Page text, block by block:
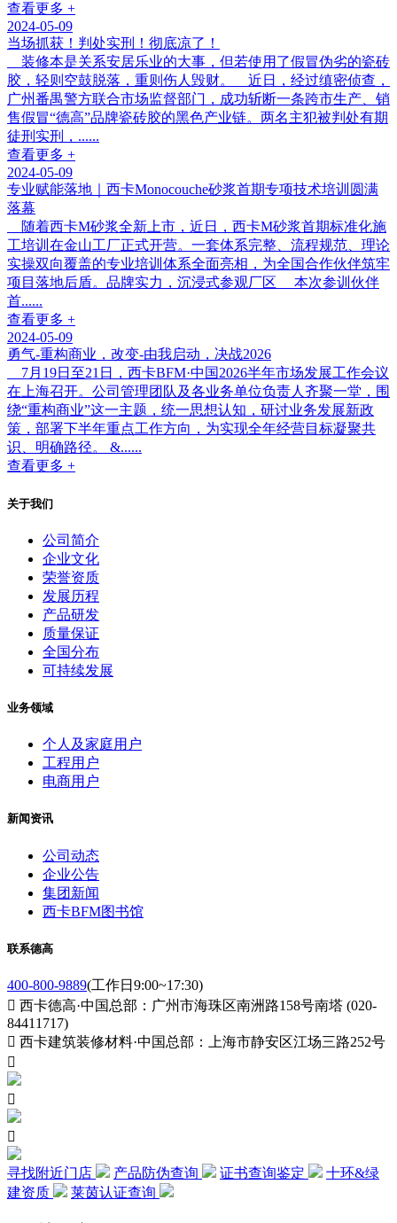
查看更多 +
2024-05-09
当场抓获！判处实刑！彻底凉了！
装修本是关系安居乐业的大事，但若使用了假冒伪劣的瓷砖
胶，轻则空鼓脱落，重则伤人毁财。 近日，经过缜密侦查，
广州番禺警方联合市场监督部门，成功斩断一条跨市生产、销
售假冒“德高”品牌瓷砖胶的黑色产业链。两名主犯被判处有期
徒刑实刑，......
查看更多 +
2024-05-09
专业赋能落地｜西卡Monocouche砂浆首期专项技术培训圆满
落幕
随着西卡M砂浆全新上市，近日，西卡M砂浆首期标准化施
工培训在金山工厂正式开营。一套体系完整、流程规范、理论
实操双向覆盖的专业培训体系全面亮相，为全国合作伙伴筑牢
项目落地后盾。品牌实力，沉浸式参观厂区 本次参训伙伴
首......
查看更多 +
2024-05-09
勇气-重构商业，改变-由我启动，决战2026
7月19日至21日，西卡BFM·中国2026半年市场发展工作会议
在上海召开。公司管理团队及各业务单位负责人齐聚一堂，围
绕“重构商业”这一主题，统一思想认知，研讨业务发展新政
策，部署下半年重点工作方向，为实现全年经营目标凝聚共
识、明确路径。 &......
查看更多 +
关于我们
公司简介
企业文化
荣誉资质
发展历程
产品研发
质量保证
全国分布
可持续发展
业务领域
个人及家庭用户
工程用户
电商用户
新闻资讯
公司动态
企业公告
集团新闻
西卡BFM图书馆
联系德高
400-800-9889(工作日9:00~17:30)
 西卡德高·中国总部：广州市海珠区南洲路158号南塔 (020-
84411717)
 西卡建筑装修材料·中国总部：上海市静安区江场三路252号



寻找附近门店 产品防伪查询 证书查询鉴定
十环&绿
建资质
莱茵认证查询